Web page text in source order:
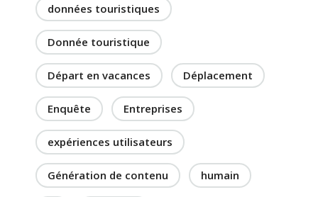
données touristiques
Donnée touristique
Départ en vacances Déplacement
Enquête Entreprises
expériences utilisateurs
Génération de contenu humain